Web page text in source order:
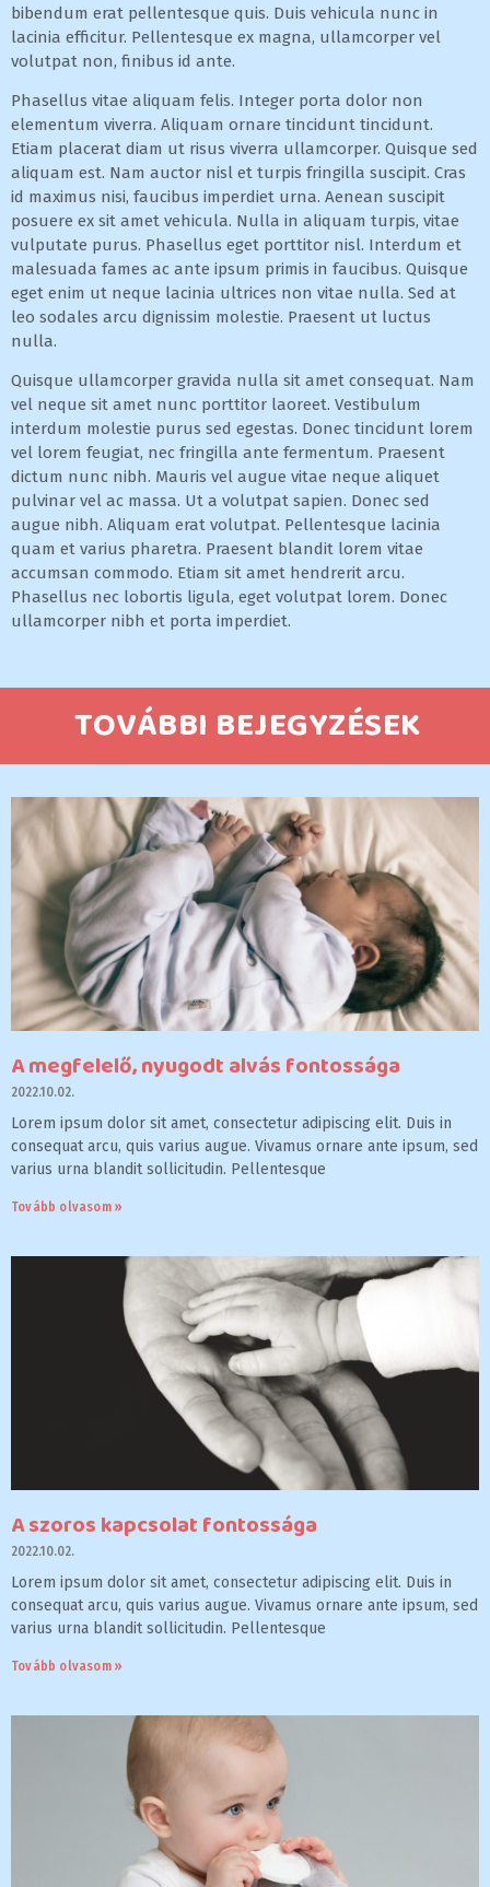
bibendum erat pellentesque quis. Duis vehicula nunc in
lacinia efficitur. Pellentesque ex magna, ullamcorper vel
volutpat non, finibus id ante.
Phasellus vitae aliquam felis. Integer porta dolor non
elementum viverra. Aliquam ornare tincidunt tincidunt.
Etiam placerat diam ut risus viverra ullamcorper. Quisque sed
aliquam est. Nam auctor nisl et turpis fringilla suscipit. Cras
id maximus nisi, faucibus imperdiet urna. Aenean suscipit
posuere ex sit amet vehicula. Nulla in aliquam turpis, vitae
vulputate purus. Phasellus eget porttitor nisl. Interdum et
malesuada fames ac ante ipsum primis in faucibus. Quisque
eget enim ut neque lacinia ultrices non vitae nulla. Sed at
leo sodales arcu dignissim molestie. Praesent ut luctus
nulla.
Quisque ullamcorper gravida nulla sit amet consequat. Nam
vel neque sit amet nunc porttitor laoreet. Vestibulum
interdum molestie purus sed egestas. Donec tincidunt lorem
vel lorem feugiat, nec fringilla ante fermentum. Praesent
dictum nunc nibh. Mauris vel augue vitae neque aliquet
pulvinar vel ac massa. Ut a volutpat sapien. Donec sed
augue nibh. Aliquam erat volutpat. Pellentesque lacinia
quam et varius pharetra. Praesent blandit lorem vitae
accumsan commodo. Etiam sit amet hendrerit arcu.
Phasellus nec lobortis ligula, eget volutpat lorem. Donec
ullamcorper nibh et porta imperdiet.
TOVÁBBI BEJEGYZÉSEK
A megfelelő, nyugodt alvás fontossága
2022.10.02.
Lorem ipsum dolor sit amet, consectetur adipiscing elit. Duis in
consequat arcu, quis varius augue. Vivamus ornare ante ipsum, sed
varius urna blandit sollicitudin. Pellentesque
Tovább olvasom »
A szoros kapcsolat fontossága
2022.10.02.
Lorem ipsum dolor sit amet, consectetur adipiscing elit. Duis in
consequat arcu, quis varius augue. Vivamus ornare ante ipsum, sed
varius urna blandit sollicitudin. Pellentesque
Tovább olvasom »